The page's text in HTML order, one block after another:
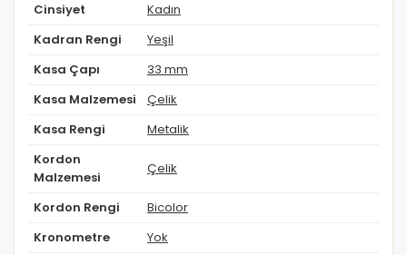
Cinsiyet Kadın
Kadran Rengi Yeşil
Kasa Çapı 33 mm
Kasa Malzemesi Çelik
Kasa Rengi Metalik
Kordon
Malzemesi
Çelik
Kordon Rengi Bicolor
Kronometre Yok